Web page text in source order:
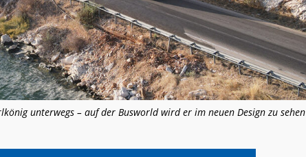
unterwegs – auf der Busworld wird er im neuen Design zu sehen